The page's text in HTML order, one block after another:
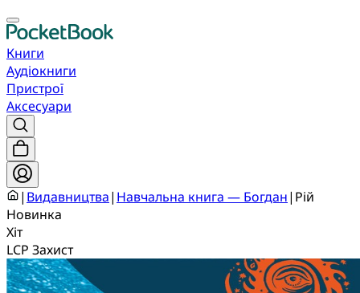
Книги
Аудіокниги
Пристрої
Аксесуари
| Видавництва| Навчальна книга — Богдан| Рій
Новинка
Хіт
LCP Захист